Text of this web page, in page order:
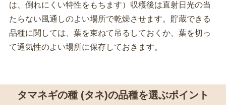
は、倒れにくい特性をもちます）収穫後は直射日光の当
たらない風通しのよい場所で乾燥させます。貯蔵できる
品種に関しては、葉を束ねて吊るしておくか、葉を切っ
て通気性のよい場所に保存しておきます。
タマネギの種 (タネ)の品種を選ぶポイント